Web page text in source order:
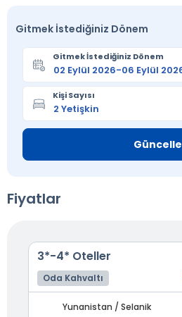
Gitmek İstediğiniz Dönem
Gitmek İstediğiniz Dönem
Kişi Sayısı
Güncelle
Fiyatlar
3*-4* Oteller
Oda Kahvaltı
Yunanistan / Selanik